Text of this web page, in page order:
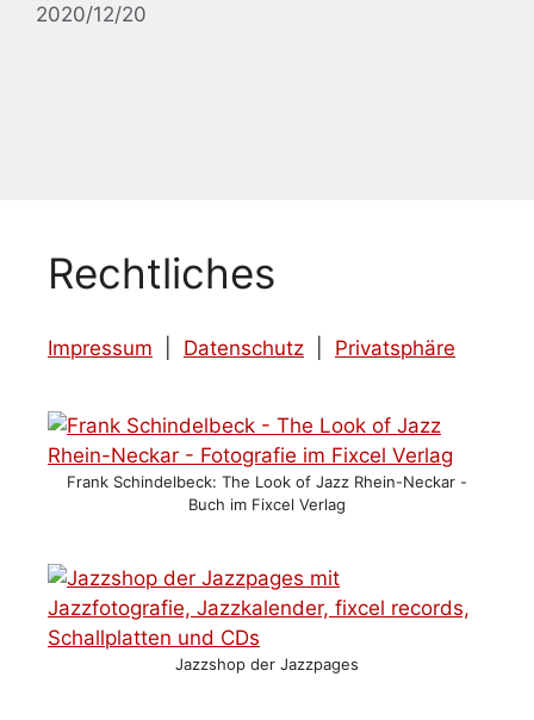
2020/12/20
Rechtliches
Impressum Datenschutz Privatsphäre
Frank Schindelbeck: The Look of Jazz Rhein-Neckar -
Buch im Fixcel Verlag
Jazzshop der Jazzpages